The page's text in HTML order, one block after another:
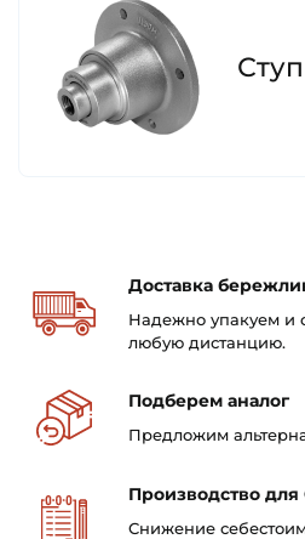
Доставка
Надежно упакуем и
любую дистанцию.
Подберем аналог
Предложим
Производство для
Снижение